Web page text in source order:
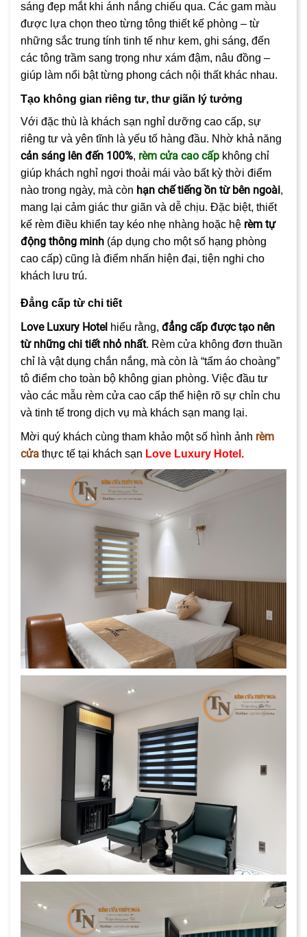
sáng đẹp mắt khi ánh nắng chiếu qua. Các gam màu
được lựa chọn theo từng tông thiết kế phòng – từ
những sắc trung tính tinh tế như kem, ghi sáng, đến
các tông trầm sang trọng như xám đậm, nâu đồng –
giúp làm nổi bật từng phong cách nội thất khác nhau.
Tạo không gian riêng tư, thư giãn lý tưởng
Với đặc thù là khách sạn nghỉ dưỡng cao cấp, sự
riêng tư và yên tĩnh là yếu tố hàng đầu. Nhờ khả năng
cản sáng lên đến 100%, rèm cửa cao cấp không chỉ
giúp khách nghỉ ngơi thoải mái vào bất kỳ thời điểm
nào trong ngày, mà còn hạn chế tiếng ồn từ bên ngoài,
mang lại cảm giác thư giãn và dễ chịu. Đặc biệt, thiết
kế rèm điều khiển tay kéo nhẹ nhàng hoặc hệ rèm tự
động thông minh (áp dụng cho một số hạng phòng
cao cấp) cũng là điểm nhấn hiện đại, tiện nghi cho
khách lưu trú.
Đẳng cấp từ chi tiết
Love Luxury Hotel hiểu rằng, đẳng cấp được tạo nên
từ những chi tiết nhỏ nhất. Rèm cửa không đơn thuần
chỉ là vật dụng chắn nắng, mà còn là “tấm áo choàng”
tô điểm cho toàn bộ không gian phòng. Việc đầu tư
vào các mẫu rèm cửa cao cấp thể hiện rõ sự chỉn chu
và tinh tế trong dịch vụ mà khách sạn mang lại.
Mời quý khách cùng tham khảo một số hình ảnh rèm
cửa thực tế tại khách sạn Love Luxury Hotel.